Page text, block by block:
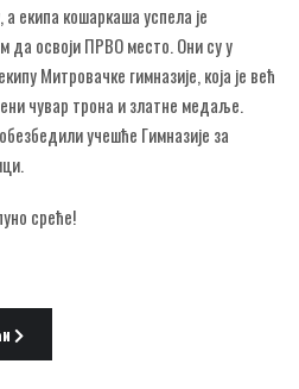
екипа кошаркаша успела је
да освоји ПРВО место. Они су у
Митровачке гимназије, која је већ
чувар трона и златне медаље.
учешће Гимназије за
среће!
- ПРАВО ОСВЕЖЕЊЕ
чланак: ЗАЈЕДНИЧКОМ АКЦИЈОМ ДО